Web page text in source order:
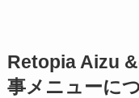
Retopia Aizu
事メニューに